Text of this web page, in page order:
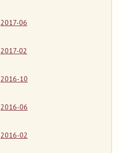
2017-06
2017-02
2016-10
2016-06
2016-02